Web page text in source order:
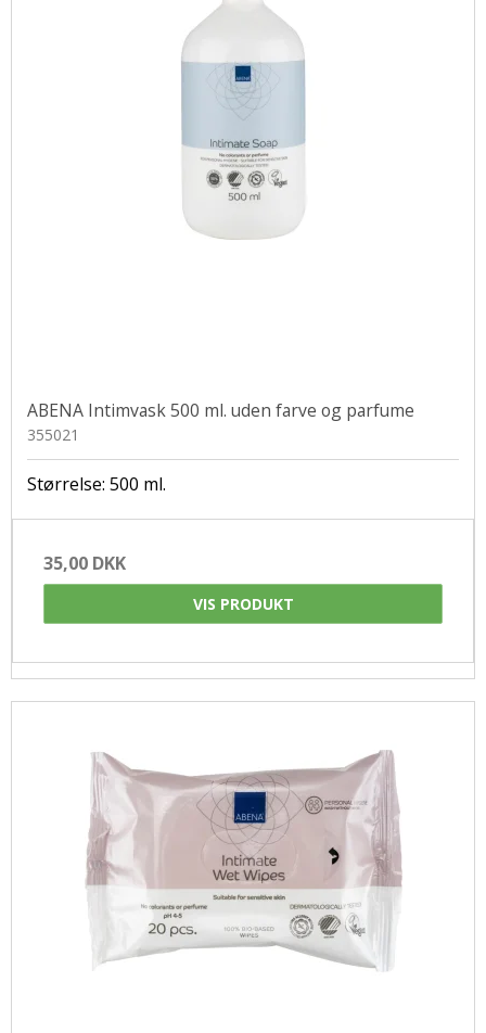
ABENA Intimvask 500 ml. uden farve og parfume
355021
Størrelse: 500 ml.
35,00 DKK
VIS PRODUKT